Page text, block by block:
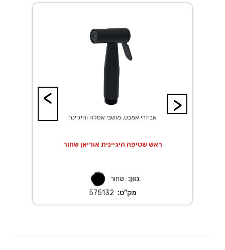
>
אביזרי אמבט, מושבי אסלה והיגיינה
ראש שטיפה היגיינית אוריאן שחור
גוון: שחור
מק"ט: 575132
<